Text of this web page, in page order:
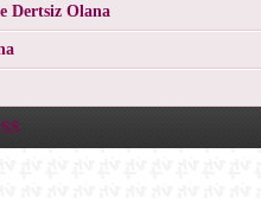
Dertsiz Olana